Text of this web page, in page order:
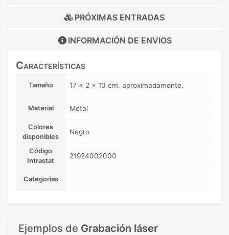
PRÓXIMAS ENTRADAS
INFORMACIÓN DE ENVIOS
Características
Tamaño 17 x 2 x 10 cm. aproximadamente.
Material Metal
Colores
disponibles
Negro
Código
Intrastat
21924002000
Categorias
Ejemplos de Grabación láser